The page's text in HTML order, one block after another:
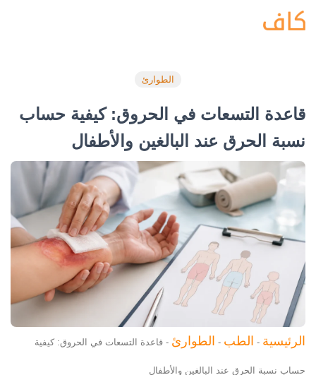
الطوارئ
قاعدة التسعات في الحروق: كيفية حساب
نسبة الحرق عند البالغين والأطفال
الرئيسية - الطب - الطوارئ - قاعدة التسعات في الحروق: كيفية
حساب نسبة الحرق عند البالغين والأطفال